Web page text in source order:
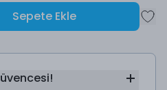
Sepete Ekle